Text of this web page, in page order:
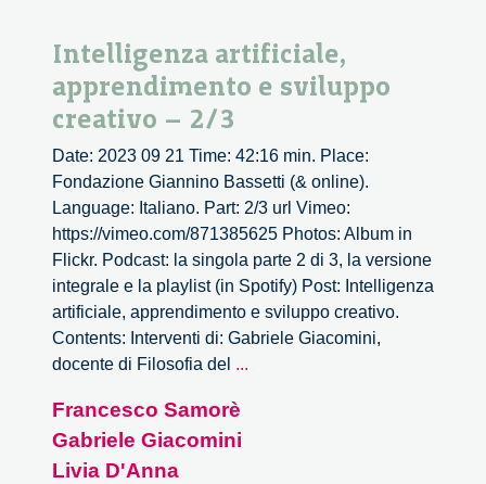
Intelligenza artificiale,
apprendimento e sviluppo
creativo – 2/3
Date: 2023 09 21 Time: 42:16 min. Place:
Fondazione Giannino Bassetti (& online).
Language: Italiano. Part: 2/3 url Vimeo:
https://vimeo.com/871385625 Photos: Album in
Flickr. Podcast: la singola parte 2 di 3, la versione
integrale e la playlist (in Spotify) Post: Intelligenza
artificiale, apprendimento e sviluppo creativo.
Contents: Interventi di: Gabriele Giacomini,
docente di Filosofia del ...
Francesco Samorè
Gabriele Giacomini
Livia D'Anna